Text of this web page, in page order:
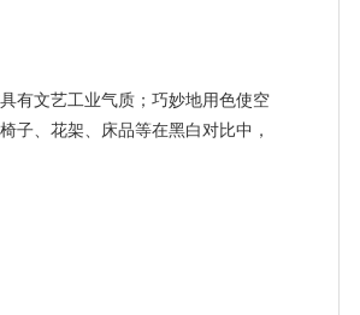
文艺工业气质；巧妙地用色使空
子、花架、床品等在黑白对比中，